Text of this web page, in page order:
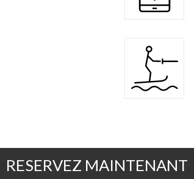
RESERVEZ MAINTENANT